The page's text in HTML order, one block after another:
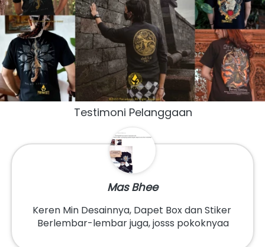
Testimoni Pelanggaan
Mas Bhee
Keren Min Desainnya, Dapet Box dan Stiker
Berlembar-lembar juga, josss pokoknyaa